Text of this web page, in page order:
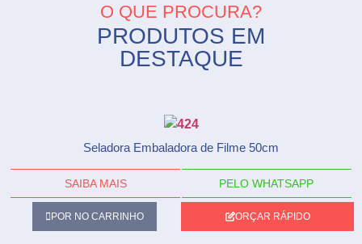
O QUE PROCURA?
PRODUTOS EM
DESTAQUE
Seladora Embaladora de Filme 50cm
SAIBA MAIS PELO WHATSAPP
POR NO CARRINHO ORÇAR RÁPIDO